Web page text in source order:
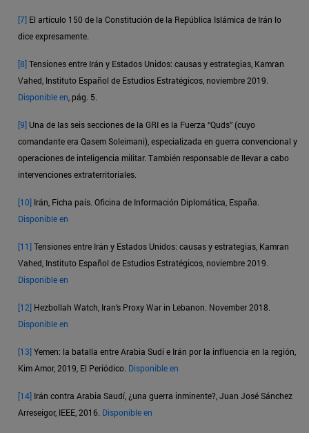
[7] El artículo 150 de la Constitución de la República Islámica de Irán lo
dice expresamente.
[8]Tensiones entre Irán y Estados Unidos: causas y estrategias, Kamran
Vahed, Instituto Español de Estudios Estratégicos, noviembre 2019.
Disponible en , pág. 5.
[9] Una de las seis secciones de la GRI es la Fuerza “Quds” (cuyo
comandante era Qasem Soleimani), especializada en guerra convencional y
operaciones de inteligencia militar. También responsable de llevar a cabo
intervenciones extraterritoriales.
[10] Irán, Ficha país. Oficina de Información Diplomática, España.
Disponible en
[11]Tensiones entre Irán y Estados Unidos: causas y estrategias, Kamran
Vahed, Instituto Español de Estudios Estratégicos, noviembre 2019.
Disponible en
[12] Hezbollah Watch, Iran’s Proxy War in Lebanon. November 2018.
Disponible en
[13]Yemen: la batalla entre Arabia Sudí e Irán por la influencia en la región,
Kim Amor, 2019, El Periódico. Disponible en
[14] Irán contra Arabia Saudí, ¿una guerra inminente?, Juan José Sánchez
Arreseigor, IEEE, 2016. Disponible en